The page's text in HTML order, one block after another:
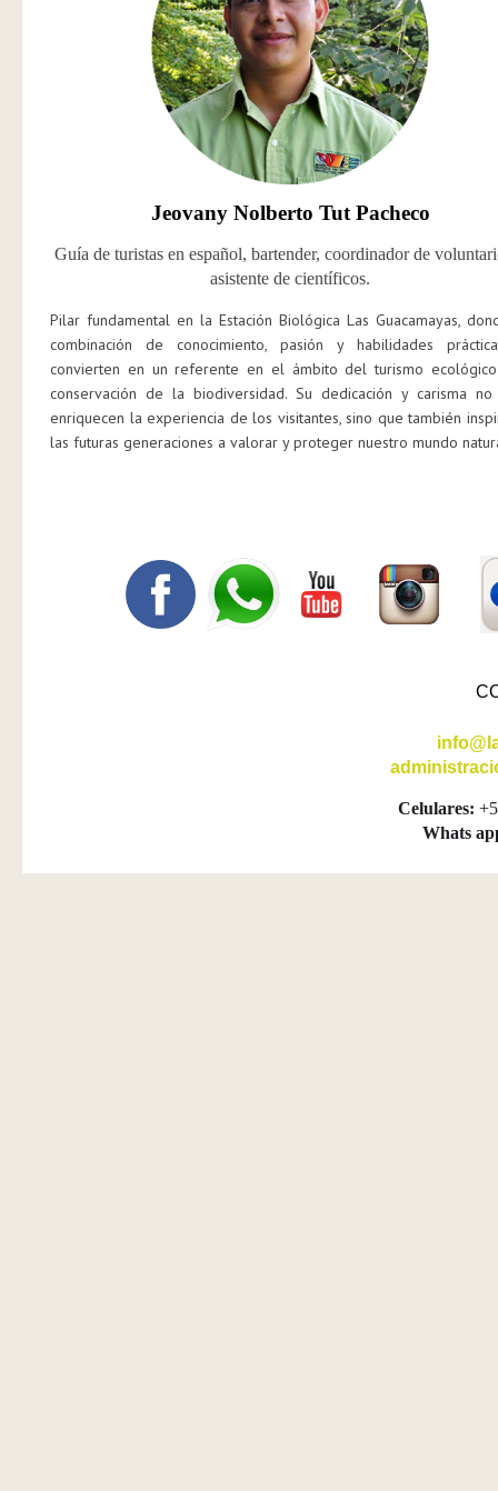
Jeovany Nolberto Tut Pacheco
Guía de turistas en español, bartender, coordinador de
asistentede científicos.
Pilar fundamental en la Estación Biológica Las Guacamayas,
combinación de conocimiento, pasión y habilidades
convierten en un referente en el ámbito del turismo
conservación de la biodiversidad. Su dedicación y carisma
enriquecen la experiencia de los visitantes, sino que también
las futuras generaciones a valorar y proteger nuestro mundo
Celulares:
Whats